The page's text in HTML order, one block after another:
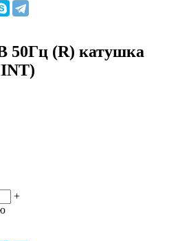
50Гц (R) катушка
+